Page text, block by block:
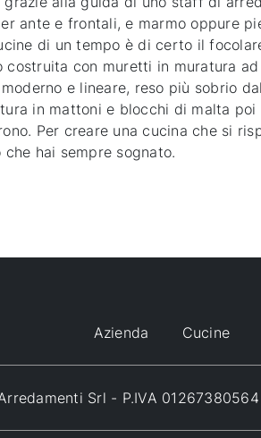
ante e frontali, e marmo oppure
di un tempo è di certo il
costruita con muretti in muratura
e lineare, reso più sobrio
in mattoni e blocchi di malta
Per creare una cucina che si
hai sempre sognato.
Azienda Cucine
Srl - P.IVA